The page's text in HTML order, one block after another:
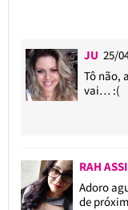
JU 25/
Tô não,
vai… :(
RAH
Adoro
de